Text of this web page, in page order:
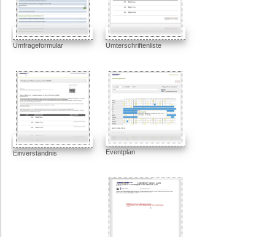
Umfrageformular Umterschriftenliste
Einverständnis Eventplan